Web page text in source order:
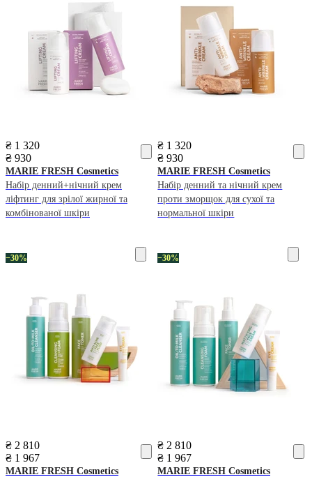
₴ 1 320
₴ 930
MARIE FRESH Cosmetics
Набір денний+нічний крем
ліфтинг для зрілої жирної та
комбінованої шкіри
₴ 1 320
₴ 930
MARIE FRESH Cosmetics
Набір денний та нічний крем
проти зморщок для сухої та
нормальної шкіри
−30%
₴ 2 810
₴ 1 967
MARIE FRESH Cosmetics
−30%
₴ 2 810
₴ 1 967
MARIE FRESH Cosmetics